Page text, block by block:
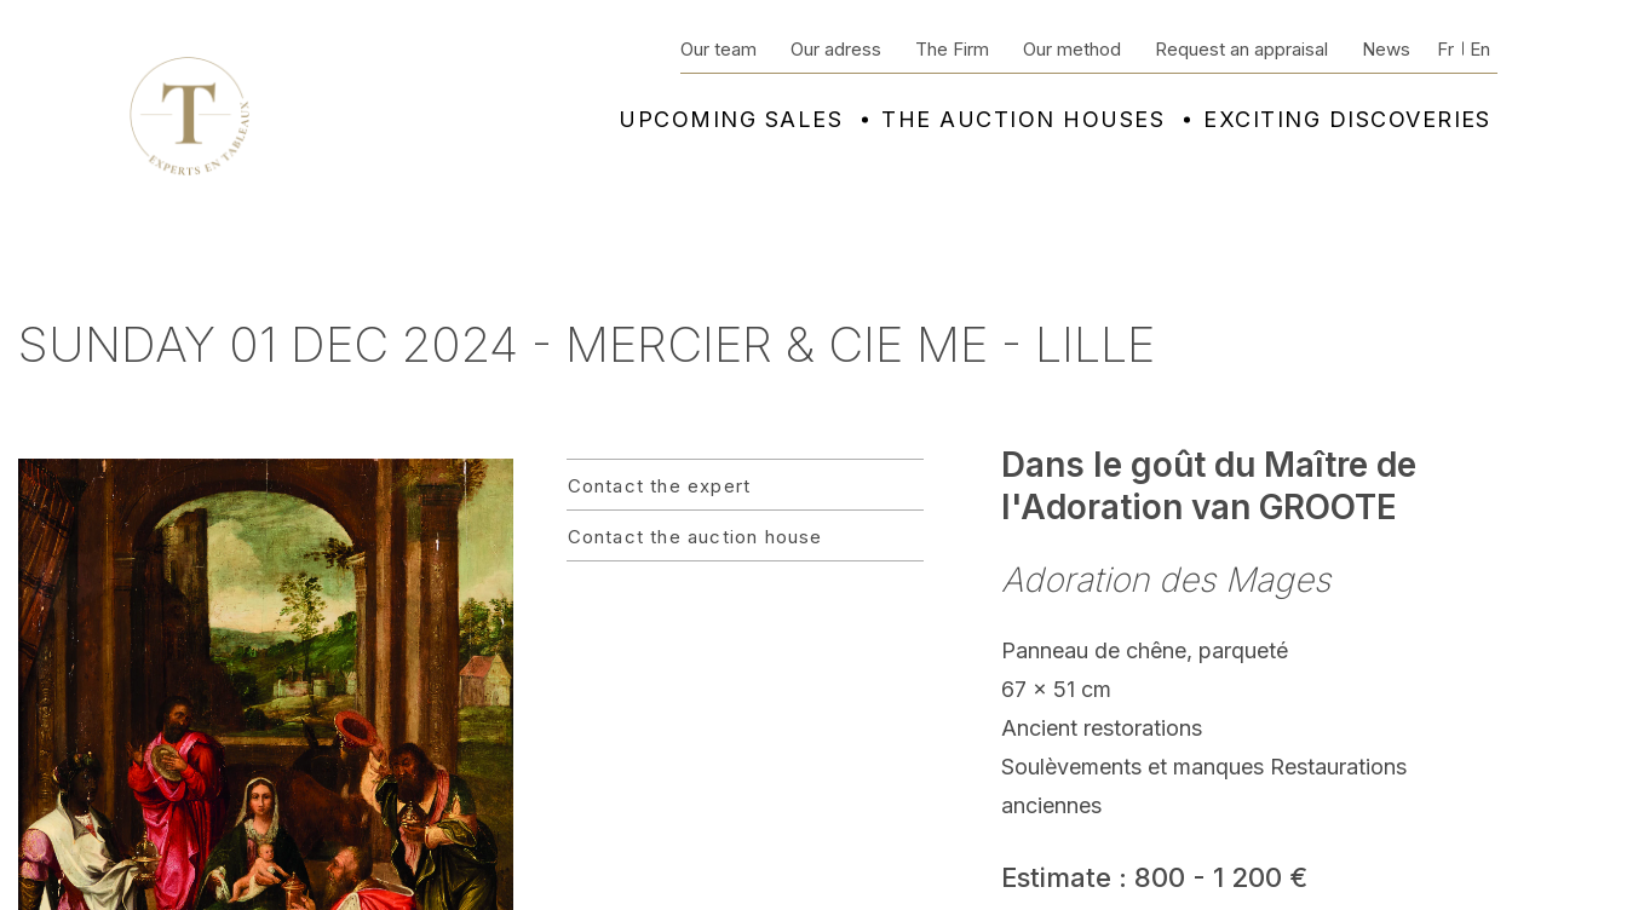
UPCOMING SALES THE AUCTION HOUSES EXCITING DISCOVERIES
Our team Our adress The Firm Our method Request an appraisal News Fr En
SUNDAY 01 DEC 2024 - MERCIER & CIE ME - LILLE
Contact the expert
Contact the auction house
Dans le goût du Maître de
l'Adoration van GROOTE
Adoration des Mages
Panneau de chêne, parqueté
67 x 51 cm
Ancient restorations
Soulèvements et manques Restaurations
anciennes
Estimate : 800 - 1 200 €